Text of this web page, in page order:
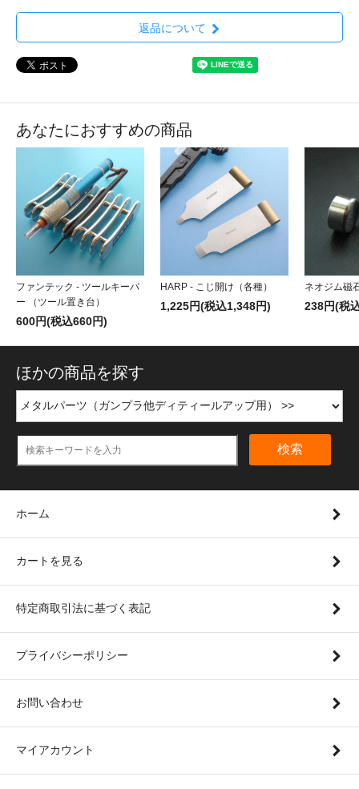
返品について
あなたにおすすめの商品
ファンテック - ツールキーパ
ー （ツール置き台）
600円(税込660円)
HARP - こじ開け（各種）
1,225円(税込1,348円)
ネオジム磁
238円(税
ほかの商品を探す
検索
ホーム
カートを見る
特定商取引法に基づく表記
プライバシーポリシー
お問い合わせ
マイアカウント